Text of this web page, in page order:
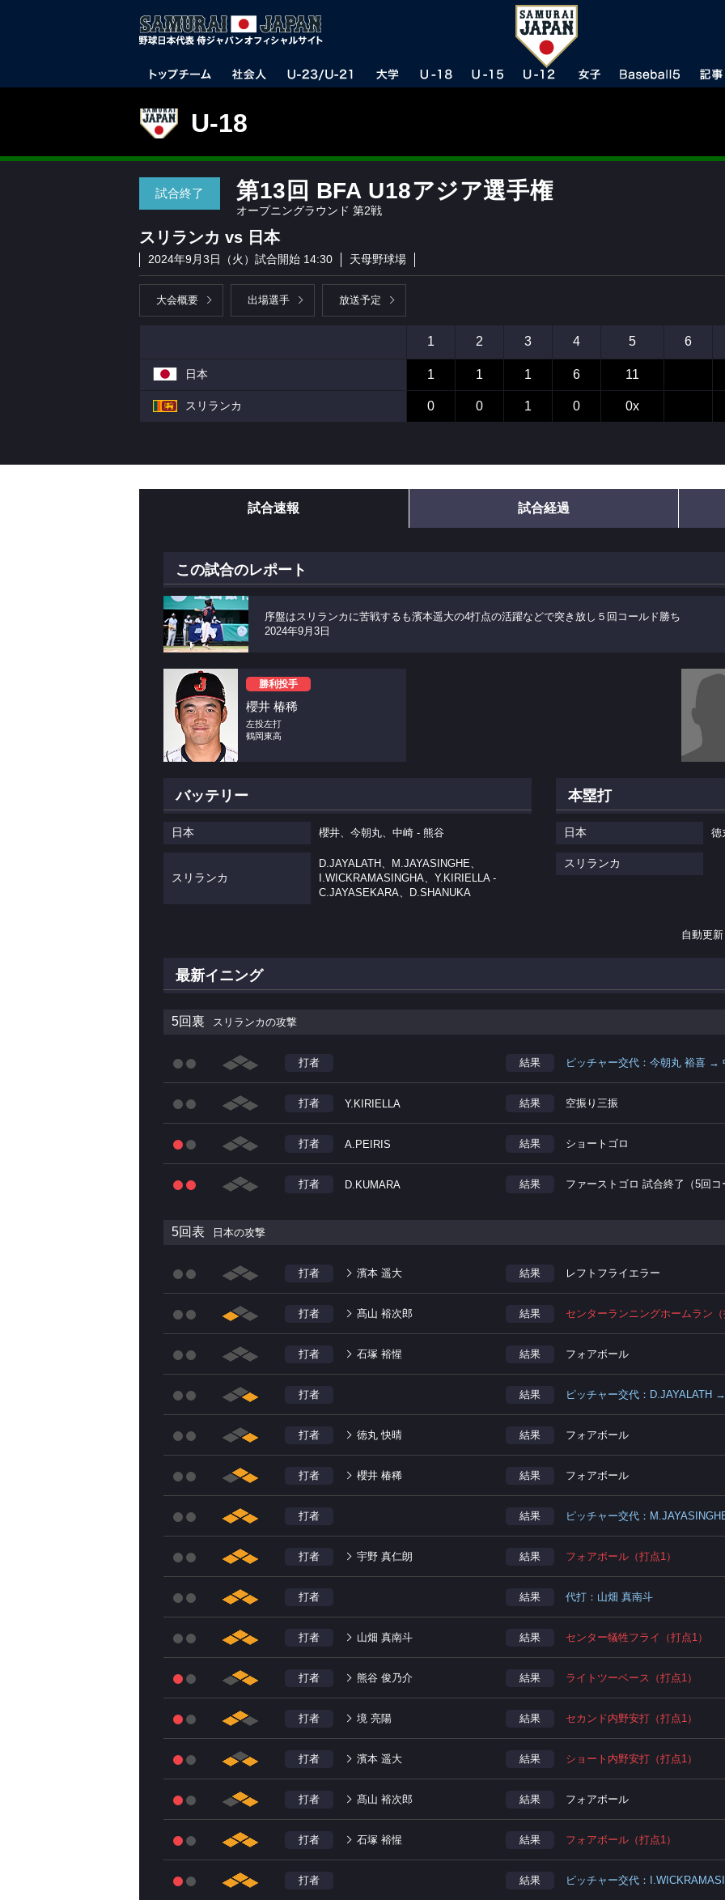
U-18
試合終了 第13回 BFA U18アジア選手権
オープニングラウンド 第2戦
スリランカ vs 日本
2024年9月3日（火）試合開始 14:30 天母野球場
大会概要 出場選手 放送予定
1 2 3 4 5 6
日本 1 1 1 6 11
スリランカ 0 0 1 0 0x
試合速報 試合経過
この試合のレポート
序盤はスリランカに苦戦するも濱本遥大の4打点の活躍などで突き放し５回コールド勝ち
2024年9月3日
勝利投手
櫻井 椿稀
左投左打
鶴岡東高
バッテリー
日本 櫻井、今朝丸、中崎 - 熊谷
スリランカ
D.JAYALATH、M.JAYASINGHE、
I.WICKRAMASINGHA、Y.KIRIELLA -
C.JAYASEKARA、D.SHANUKA
本塁打
日本 徳
スリランカ
自動更新
最新イニング
5回裏 スリランカの攻撃
打者 結果 ピッチャー交代：今朝丸 裕喜 →
打者 Y.KIRIELLA 結果 空振り三振
打者 A.PEIRIS 結果 ショートゴロ
打者 D.KUMARA 結果 ファーストゴロ 試合終了（5回コ
5回表 日本の攻撃
打者 濱本 遥大 結果 レフトフライエラー
打者 髙山 裕次郎 結果 センターランニングホームラン（
打者 石塚 裕惺 結果 フォアボール
打者 結果 ピッチャー交代：D.JAYALATH
打者 徳丸 快晴 結果 フォアボール
打者 櫻井 椿稀 結果 フォアボール
打者 結果 ピッチャー交代：
打者 宇野 真仁朗 結果 フォアボール（打点1）
打者 結果 代打：山畑 真南斗
打者 山畑 真南斗 結果 センター犠牲フライ（打点1）
打者 熊谷 俊乃介 結果 ライトツーベース（打点1）
打者 境 亮陽 結果 セカンド内野安打（打点1）
打者 濱本 遥大 結果 ショート内野安打（打点1）
打者 髙山 裕次郎 結果 フォアボール
打者 石塚 裕惺 結果 フォアボール（打点1）
打者 結果 ピッチャー交代：